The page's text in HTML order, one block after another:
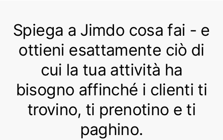
Spiega a Jimdo cosa fai - e
ottieni esattamente ciò di
cui la tua attività ha
bisogno affinché i clienti ti
trovino, ti prenotino e ti
paghino.